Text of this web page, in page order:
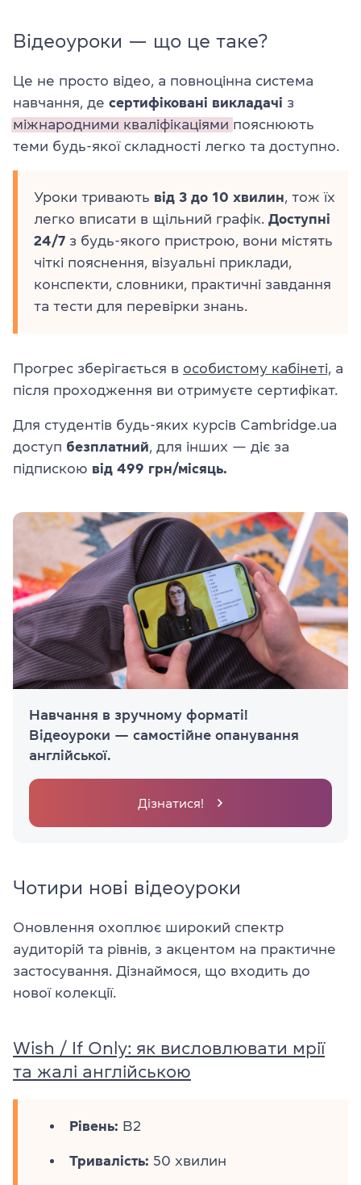
Відеоуроки — що це таке?
Це не просто відео, а повноцінна система
навчання, де сертифіковані викладачі з
міжнародними кваліфікаціями пояснюють
теми будь-якої складності легко та доступно.
Уроки тривають від 3 до 10 хвилин, тож їх
легко вписати в щільний графік. Доступні
24/7 з будь-якого пристрою, вони містять
чіткі пояснення, візуальні приклади,
конспекти, словники, практичні завдання
та тести для перевірки знань.
Прогрес зберігається в особистому кабінеті, а
після проходження ви отримуєте сертифікат.
Для студентів будь-яких курсів Cambridge.ua
доступ безплатний, для інших — діє за
підпискою від 499 грн/місяць.
Навчання в зручному форматі!
Відеоуроки — самостійне опанування
англійської.
Дізнатися!
Чотири нові відеоуроки
Оновлення охоплює широкий спектр
аудиторій та рівнів, з акцентом на практичне
застосування. Дізнаймося, що входить до
нової колекції.
Wish / If Only: як висловлювати мрії
та жалі англійською
Рівень: B2
Тривалість: 50 хвилин